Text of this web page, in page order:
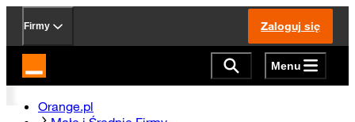
Firmy Zaloguj się
Strona główna Orange.pl Menu
Orange.pl